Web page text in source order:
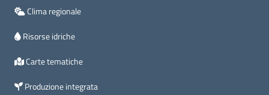
Clima regionale
Risorse idriche
Carte tematiche
Produzione integrata